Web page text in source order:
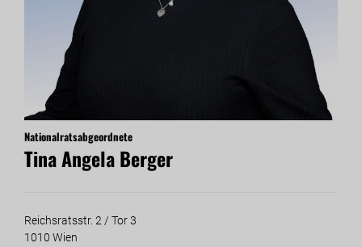
Nationalratsabgeordnete
Tina Angela Berger
Reichsratsstr. 2 / Tor 3
1010 Wien